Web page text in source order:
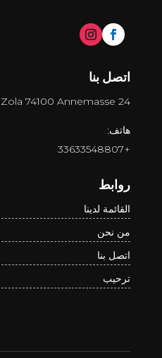
اتصل بنا
24 Avenue Emile Zola 74100 Annemasse
هاتف:
+33633548807
روابط
القائمة لدينا
من نحن
اتصل بنا
ترحيب